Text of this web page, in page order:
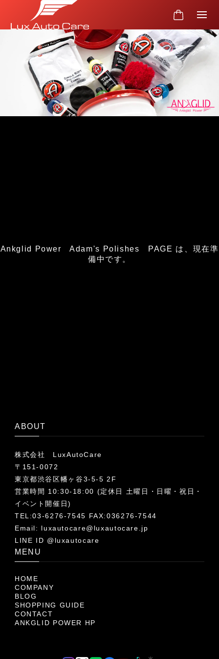
Ankglid Power Adam's Polishes PAGE は、現在準
備中です。
ABOUT
株式会社 LuxAutoCare
〒151-0072
東京都渋谷区幡ヶ谷3-5-5 2F
営業時間 10:30-18:00 (定休日 土曜日・日曜・祝日・
イベント開催日)
TEL:03-6276-7545 FAX:036276-7544
Email: luxautocare@luxautocare.jp
LINE ID @luxautocare
MENU
HOME
COMPANY
BLOG
SHOPPING GUIDE
CONTACT
ANKGLID POWER HP